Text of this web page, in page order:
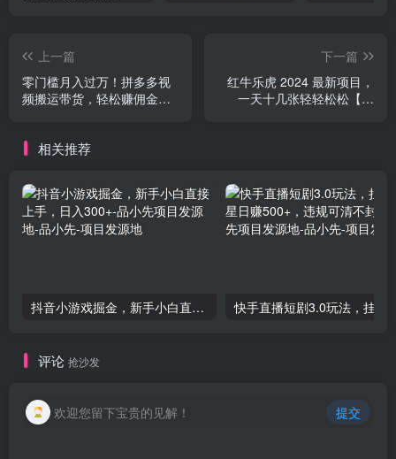
上一篇
零门槛月入过万！拼多多视
频搬运带货，轻松赚佣金！
下一篇
红牛乐虎 2024 最新项目，
一天十几张轻轻松松【揭
相关推荐
抖音小游戏掘金，新手小白直接上手，日入300+-品小先项目发源地
评论 抢沙发
欢迎您留下宝贵的见解！ 提交